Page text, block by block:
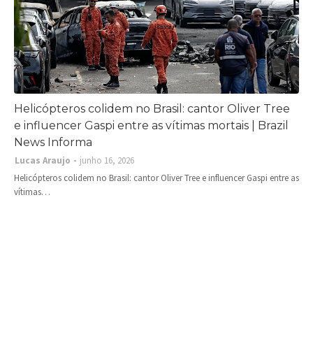
Helicópteros colidem no Brasil: cantor Oliver Tree
e influencer Gaspi entre as vítimas mortais | Brazil
News Informa
Lucas Araujo
junho 16, 2026
Helicópteros colidem no Brasil: cantor Oliver Tree e influencer Gaspi entre as
vítimas…